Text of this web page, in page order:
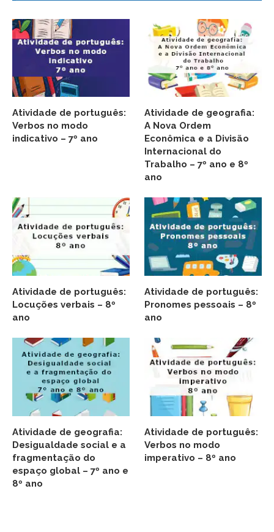
Atividade de português:
Verbos no modo
indicativo – 7º ano
Atividade de geografia:
A Nova Ordem
Econômica e a Divisão
Internacional do
Trabalho – 7º ano e 8º
ano
Atividade de português:
Locuções verbais – 8º
ano
Atividade de português:
Pronomes pessoais – 8º
ano
Atividade de geografia:
Desigualdade social e a
fragmentação do
espaço global – 7º ano e
8º ano
Atividade de português:
Verbos no modo
imperativo – 8º ano